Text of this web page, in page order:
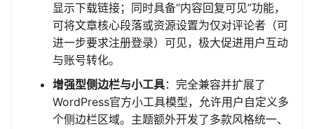
显示下载链接；同时具备“内容回复可见”功能，
可将文章核心段落或资源设置为仅对评论者（可
进一步要求注册登录）可见，极大促进用户互动
与账号转化。
增强型侧边栏与小工具：完全兼容并扩展了
WordPress官方小工具模型，允许用户自定义多
个侧边栏区域。主题额外开发了多款风格统一、